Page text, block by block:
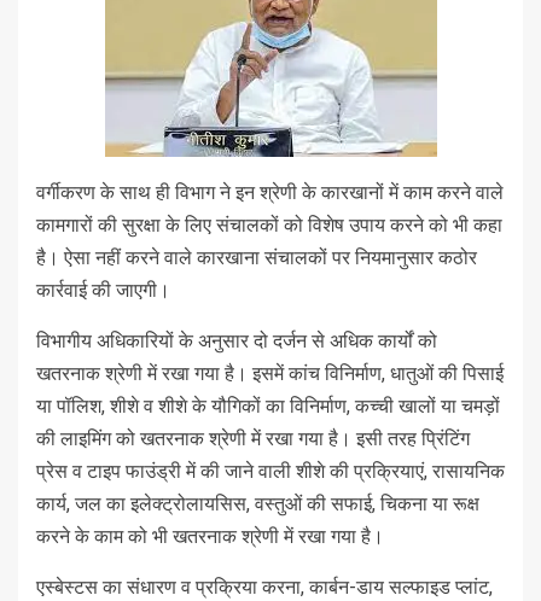
वर्गीकरण के साथ ही विभाग ने इन श्रेणी के कारखानों में काम करने वाले
कामगारों की सुरक्षा के लिए संचालकों को विशेष उपाय करने को भी कहा
है। ऐसा नहीं करने वाले कारखाना संचालकों पर नियमानुसार कठोर
कार्रवाई की जाएगी।
विभागीय अधिकारियों के अनुसार दो दर्जन से अधिक कार्यों को
खतरनाक श्रेणी में रखा गया है। इसमें कांच विनिर्माण, धातुओं की पिसाई
या पॉलिश, शीशे व शीशे के यौगिकों का विनिर्माण, कच्ची खालों या चमड़ों
की लाइमिंग को खतरनाक श्रेणी में रखा गया है। इसी तरह प्रिंटिंग
प्रेस व टाइप फाउंड्री में की जाने वाली शीशे की प्रक्रियाएं, रासायनिक
कार्य, जल का इलेक्ट्रोलायसिस, वस्तुओं की सफाई, चिकना या रूक्ष
करने के काम को भी खतरनाक श्रेणी में रखा गया है।
एस्बेस्टस का संधारण व प्रक्रिया करना, कार्बन-डाय सल्फाइड प्लांट,